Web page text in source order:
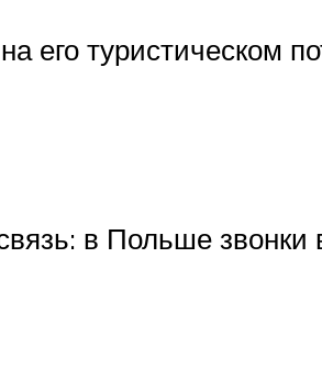
его туристическом
в Польше звонки